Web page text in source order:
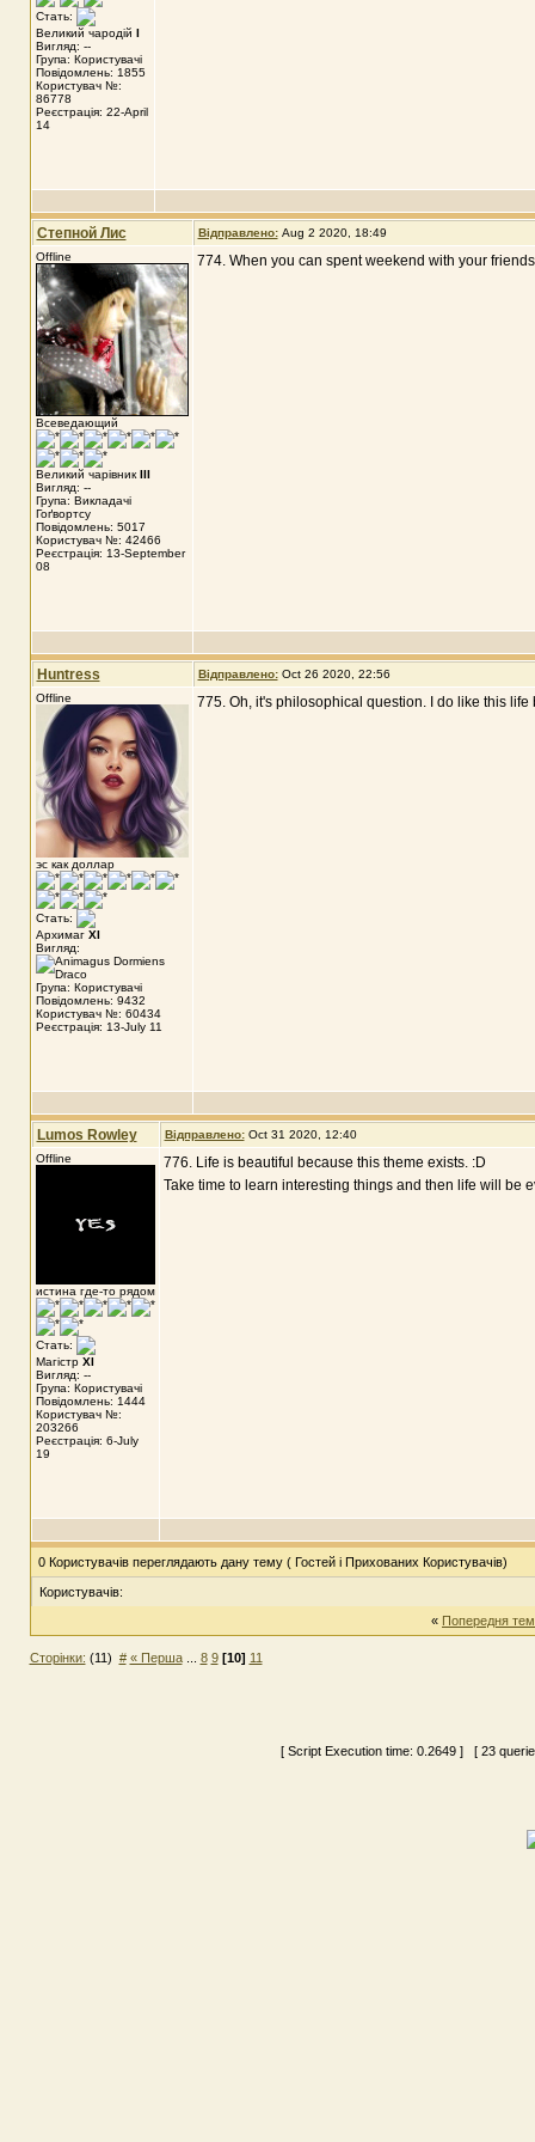
Стать:
Великий чародій I
Вигляд: --
Група: Користувачі
Повідомлень: 1855
Користувач №:
86778
Реєстрація: 22-April
14
Степной Лис Відправлено: Aug 2 2020, 18:49
Offline
Всеведающий
Великий чарівник III
Вигляд: --
Група: Викладачі
Гоґвортсу
Повідомлень: 5017
Користувач №: 42466
Реєстрація: 13-September
08
774. When you can spent weekend with your
Huntress Відправлено: Oct 26 2020, 22:56
Offline
эс как доллар
Стать:
Архимаг XI
Вигляд:
Група: Користувачі
Повідомлень: 9432
Користувач №: 60434
Реєстрація: 13-July 11
775. Oh, it's philosophical question. I do like this
Lumos Rowley Відправлено: Oct 31 2020, 12:40
Offline
истина где-то рядом
Стать:
Магістр XI
Вигляд: --
Група: Користувачі
Повідомлень: 1444
Користувач №:
203266
Реєстрація: 6-July
19
776. Life is beautiful because this theme exists. :D
Take time to learn interesting things and then life will be
0 Користувачів переглядають дану тему ( Гостей і Прихованих Користувачів)
Користувачів:
« Попередня
Сторінки: (11) # « Перша... 8 9 [10] 11
[ Script Execution time: 0.2649 ] [ 23